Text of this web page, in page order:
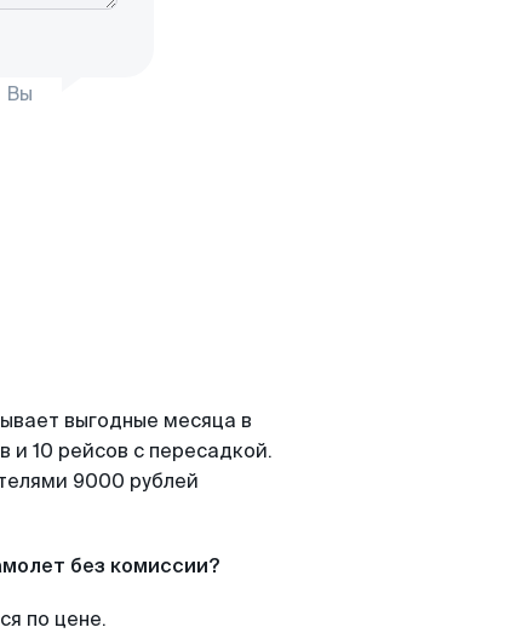
Вы
выгодные месяца в
10 рейсов с пересадкой.
9000 рублей
без комиссии?
по цене.